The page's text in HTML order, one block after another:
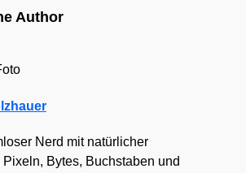
Author
Nerd mit natürlicher
Bytes, Buchstaben und